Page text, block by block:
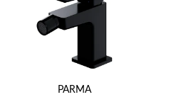
PARMA